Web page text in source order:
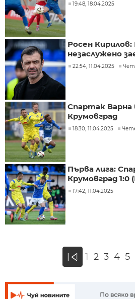
19:48, 18.04.2025
Росен Кирилов:
незаслужено
22:54, 11.04.2025
Спартак
Крумовград
18:30, 11.04.2025
Първа лига:
Крумовград 1:0
17:42, 11.04.2025
« 1 2 3 4 5